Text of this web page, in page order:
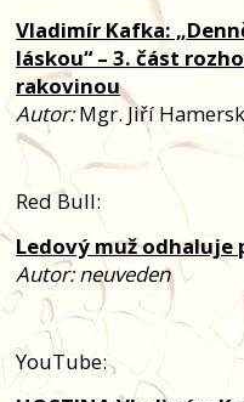
Vladimír Kafka:
láskou“ – 3. část
rakovinou
Autor:Mgr. Jiří
Red Bull:
Ledový muž
Autor: neuveden
YouTube: